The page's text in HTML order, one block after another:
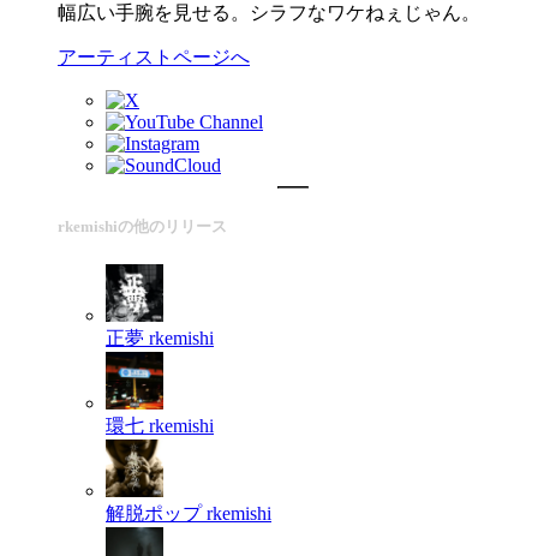
幅広い手腕を見せる。シラフなワケねぇじゃん。
アーティストページへ
rkemishiの他のリリース
正夢 rkemishi
環七 rkemishi
解脱ポップ rkemishi